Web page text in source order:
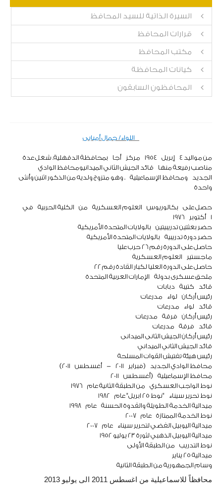
السيرة الذاتية للسيد المحافظ
قرارات المحافظ
مكتب المحافظ
كيانات المحافظة
المحافظون السابقون
اللواء/ جمال أمبابى
من مواليد 4 إبريل 1954 مركز أجا بمحافظة الدقهلية. شغل عدة
مناصب رفيعة منها قائد الجيش الثاني الميدانيومحافظ الوادي
الجديد
ومحافظ الإسماعيلية . وهو متزوج ولديه من الذكور اثنين وأنثى
واحدة
حصل على بكالوريوس العلوم العسكرية من الكلية الحربية في
1
أكتوبر
1976
حضر بعثتين تدريبيتين بالولايات المتحدة الأمريكية
حضر دورة تدريبية بالولايات المتحدة الأمريكية
حاصل على الدورة رقم 26 حرب عليا
ماجستير
العلوم العسكرية
حاصل على الدورة العليا لكبار القادة رقم 22
ملحق عسكرى بدولة الإمارات العربية المتحدة
قائد كتيبة دبابات
رئيس أركان لواء مدرعات
قائد لواء مدرعات
رئيس أركان فرقة مدرعات
قائد فرقة مدرعات
رئيس أركان الجيش الثانى الميدانى
قائد الجيش الثاني الميداني
رئيس هيئة تفتيش القوات المسلحة
محافظ الوادي الجديد (فبراير 2011
- أغسطس 2011
)
محافظ الإسماعيلية (أغسطس
2011
نوط الواجب العسكري من الطبقة الثانية عام 1976
نوط تحرير سيناء "نوط 25 ابريل" عام
1982
ميدالية الخدمة الطويلة والقدوة الحسنة عام 1998
نوط الخدمة الممتازة عام 2007
ميدالية اليوبيل الفضي لتحرير سيناء عام 2007
ميدالية اليوبيل الذهبي لثورة 23 يوليو 1952
نوط التدريب من الطبقة الأولى
ميدالية 25 يناير
وسام الجمهورية من الطبقة الثانية
محافظاً للاسماعيلية من اغسطس 2011 الى يوليو 2013